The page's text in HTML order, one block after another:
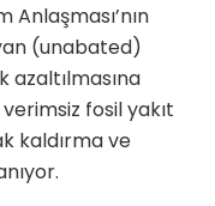
Anlaşması’nın
(unabated)
azaltılmasına
fosil yakıt
kaldırma ve